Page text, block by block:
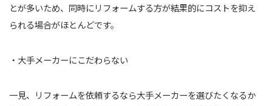
とが多いため、同時にリフォームする方が結果的にコストを抑え
られる場合がほとんどです。
・大手メーカーにこだわらない
一見、リフォームを依頼するなら大手メーカーを選びたくなるか